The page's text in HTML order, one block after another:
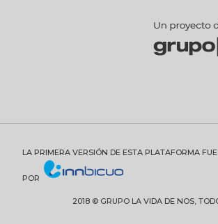
LA PRIMERA VERSIÓN DE ESTA PLATAFORMA
POR
2018 © GRUPO LA VIDA DE NOS,